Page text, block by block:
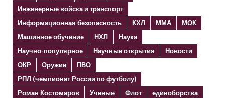
Инженерные войска и транспорт
Информационная безопасность
КХЛ ММА
МОК
Машинное обучение
НХЛ
Наука
Научно-популярное
Научные открытия
Новости
ОКР
Оружие
ПВО
РПЛ (чемпионат России по футболу)
Роман Костомаров
Ученые Флот
единоборства